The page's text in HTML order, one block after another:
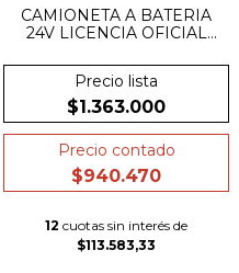
CAMIONETA A BATERIA
24V LICENCIA OFICIAL
CUERO + GOMA
Precio lista
$1.363.000
Precio contado
$940.470
12 cuotas sin interés de
$113.583,33